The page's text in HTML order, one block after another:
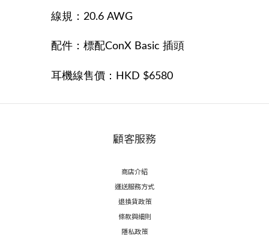
線規：20.6 AWG
配件：標配ConX Basic 插頭
耳機線售價：HKD $6580
顧客服務
商店介紹
運送服務方式
退換貨政策
條款與細則
隱私政策